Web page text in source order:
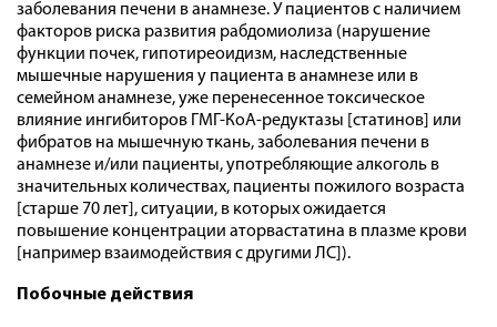
заболевания печени в анамнезе. У пациентов с наличием
факторов риска развития рабдомиолиза (нарушение
функции почек, гипотиреоидизм, наследственные
мышечные нарушения у пациента в анамнезе или в
семейном анамнезе, уже перенесенное токсическое
влияние ингибиторов ГМГ-КоА-редуктазы [статинов] или
фибратов на мышечную ткань, заболевания печени в
анамнезе и/или пациенты, употребляющие алкоголь в
значительных количествах, пациенты пожилого возраста
[старше 70 лет], ситуации, в которых ожидается
повышение концентрации аторвастатина в плазме крови
[например взаимодействия с другими ЛС]).
Побочные действия